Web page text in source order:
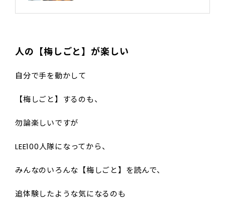
人の【梅しごと】が楽しい
自分で手を動かして
【梅しごと】するのも、
勿論楽しいですが
LEE100人隊になってから、
みんなのいろんな【梅しごと】を読んで、
追体験したような気になるのも